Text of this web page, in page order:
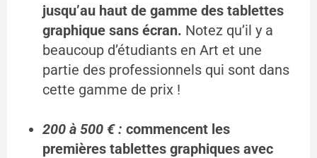
jusqu’au haut de gamme des tablettes
graphique sans écran. Notez qu’il y a
beaucoup d’étudiants en Art et une
partie des professionnels qui sont dans
cette gamme de prix !
200 à 500 € : commencent les
premières tablettes graphiques avec